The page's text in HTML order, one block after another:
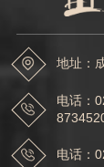
地址：
电话：
电话：